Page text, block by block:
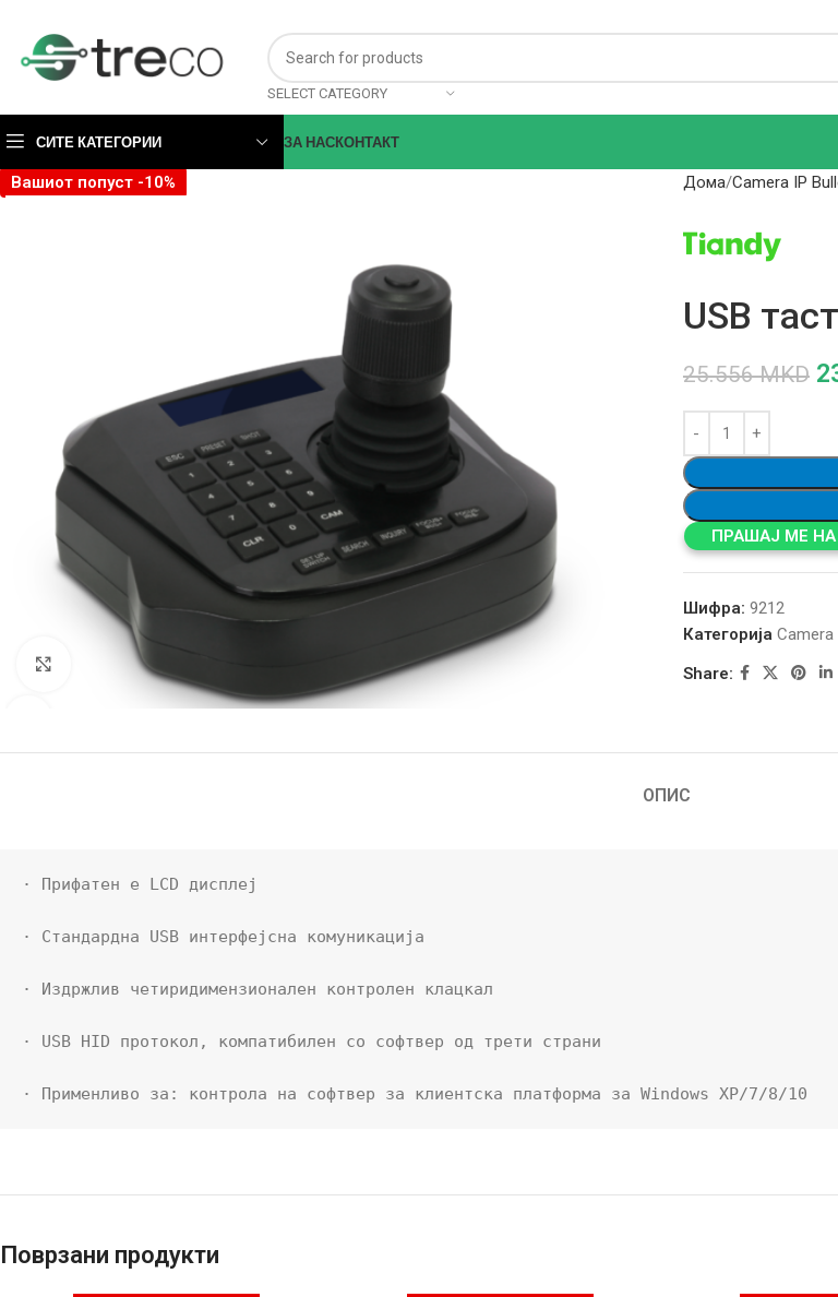
SELECT CATEGORY
СИТЕ КАТЕГОРИИ ЗА НАСКОНТАКТ
Вашиот попуст -10%
Click to enlarge
Дома Camera IP
USB
25.556MKD
ПРАШАЈ МЕ НА
Шифра: 9212
Категорија Camera
Share:
ОПИС
· Прифатен е LCD дисплеј
· Стандардна USB интерфејсна комуникација
· Издржлив четиридимензионален контролен клацкал
· USB HID протокол, компатибилен со софтвер од трети страни
· Применливо за: контрола на софтвер за клиентска платформа за Windows XP/7/8/10
Поврзани продукти